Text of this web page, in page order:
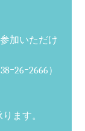
加いただけ
26ｰ2666）
ます。